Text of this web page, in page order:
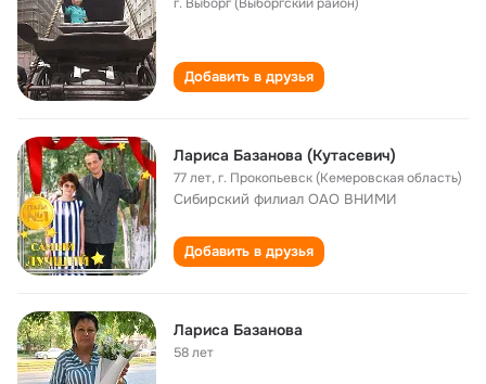
Добавить в друзья
Лариса Базанова (Кутасевич)
77 лет,г. Прокопьевск (Кемеровская область)
Сибирский филиал ОАО ВНИМИ
Добавить в друзья
Лариса Базанова
58 лет